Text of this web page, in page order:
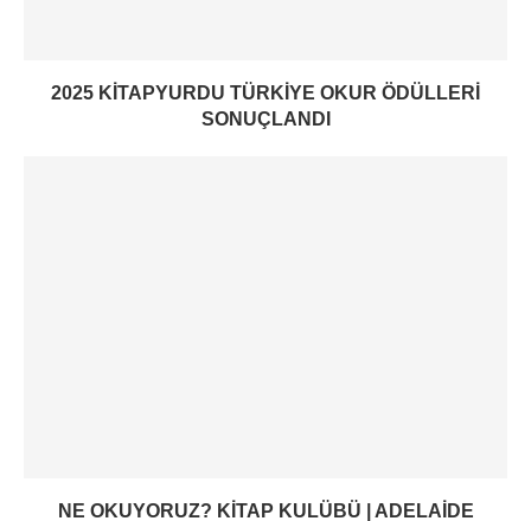
2025 KITAPYURDU TÜRKIYE OKUR ÖDÜLLERI
SONUÇLANDI
NE OKUYORUZ? KITAP KULÜBÜ | ADELAIDE